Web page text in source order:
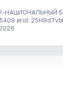
НАЦИОНАЛЬНЫЙ
erid: